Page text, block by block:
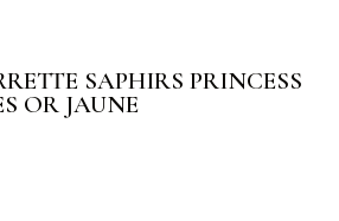
SAPHIRS PRINCESS
OR JAUNE